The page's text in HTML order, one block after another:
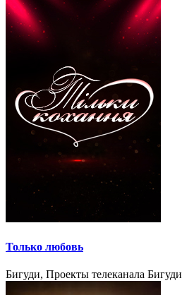
Только любовь
Бигуди, Проекты телеканала Бигуди